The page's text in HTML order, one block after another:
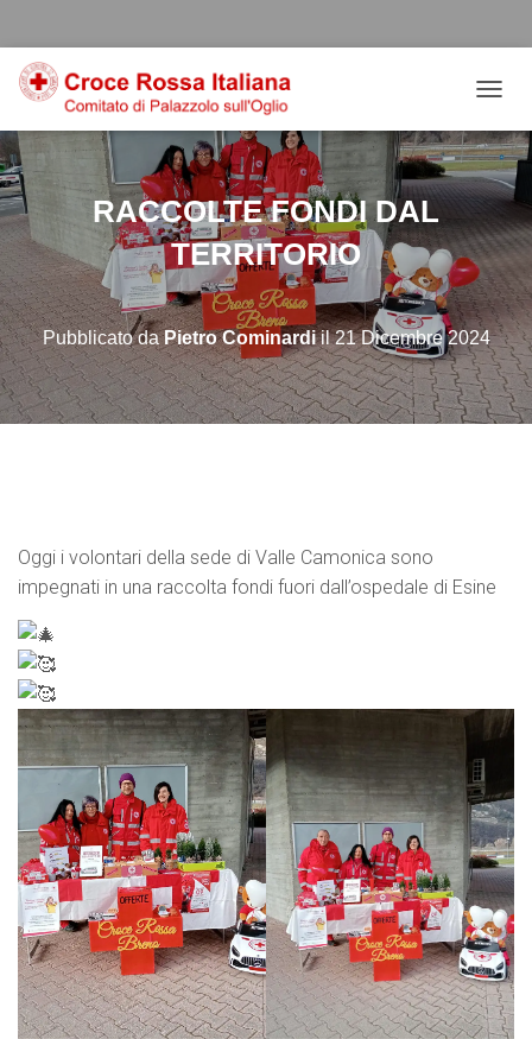
contenuto
navigazione
footer
RACCOLTE FONDI DAL
TERRITORIO
Pubblicato daPietro Cominardiil21 Dicembre 2024
Oggi i volontari della sede di Valle Camonica sono
impegnati in una raccolta fondi fuori dall’ospedale di Esine